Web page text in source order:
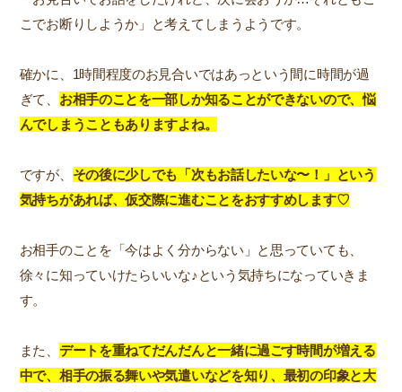
こでお断りしようか」と考えてしまうようです。
確かに、1時間程度のお見合いではあっという間に時間が過
ぎて、 お相手のことを一部しか知ることができないので、悩
んでしまうこともありますよね。
ですが、 その後に少しでも「次もお話したいな〜！」という
気持ちがあれば、仮交際に進むことをおすすめします♡
お相手のことを「今はよく分からない」と思っていても、
徐々に知っていけたらいいな♪という気持ちになっていきま
す。
また、 デートを重ねてだんだんと一緒に過ごす時間が増える
中で、相手の振る舞いや気遣いなどを知り、最初の印象と大